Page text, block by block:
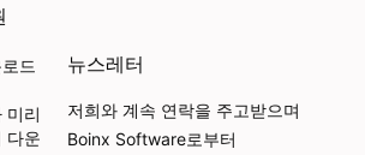
드
미리
다운
뉴스레터
저희와 계속 연락을 주고받으며
Boinx Software로부터